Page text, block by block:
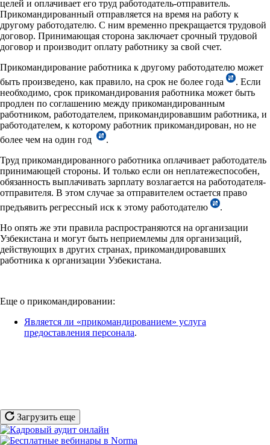
целей и оплачивает его труд работодатель-отправитель.
Прикомандированный отправляется на время на работу к
другому работодателю. С ним временно прекращается трудовой
договор. Принимающая сторона заключает срочный трудовой
договор и производит оплату работнику за свой счет.
Прикомандирование работника к другому работодателю может
быть произведено, как правило, на срок не более года
. Если
необходимо, срок прикомандирования работника может быть
продлен по соглашению между прикомандированным
работником, работодателем, прикомандировавшим работника, и
работодателем, к которому работник прикомандирован, но не
более чем на один год
.
Труд прикомандированного работника оплачивает работодатель
принимающей стороны. И только если он неплатежеспособен,
обязанность выплачивать зарплату возлагается на работодателя-
отправителя. В этом случае за отправителем остается право
предъявить регрессный иск к этому работодателю
.
Но опять же эти правила распространяются на организации
Узбекистана и могут быть неприемлемы для организаций,
действующих в других странах, прикомандировавших
работника к организации Узбекистана.
Еще о прикомандировании:
Является ли «прикомандированием» услуга
предоставления персонала.
Загрузить еще